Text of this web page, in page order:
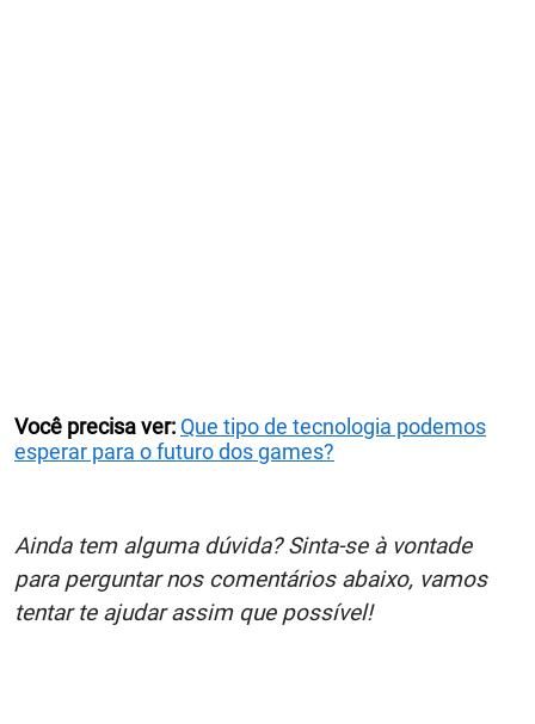
Você precisa ver: Que tipo de tecnologia podemos
esperar para o futuro dos games?
Ainda tem alguma dúvida? Sinta-se à vontade
para perguntar nos comentários abaixo, vamos
tentar te ajudar assim que possível!